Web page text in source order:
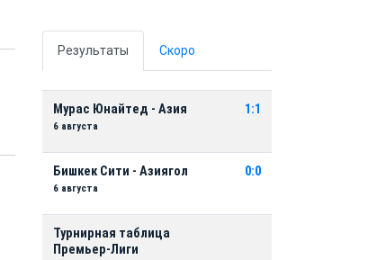
Результаты Скоро
Мурас Юнайтед - Азия
6 августа
1:1
Бишкек Сити - Азиягол
6 августа
0:0
Турнирная таблица
Премьер-Лиги